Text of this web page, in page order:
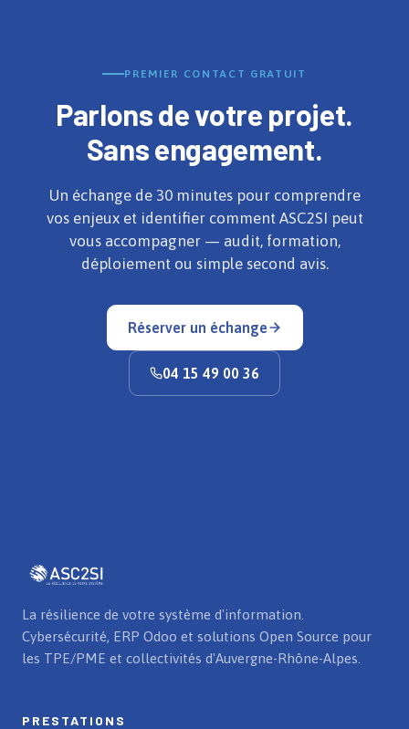
PREMIER CONTACT GRATUIT
Parlons de votre projet.
Sans engagement.
Un échange de 30 minutes pour comprendre
vos enjeux et identifier comment ASC2SI peut
vous accompagner — audit, formation,
déploiement ou simple second avis.
Réserver un échange
04 15 49 00 36
La résilience de votre système d'information.
Cybersécurité, ERP Odoo et solutions Open Source pour
les TPE/PME et collectivités d'Auvergne-Rhône-Alpes.
PRESTATIONS